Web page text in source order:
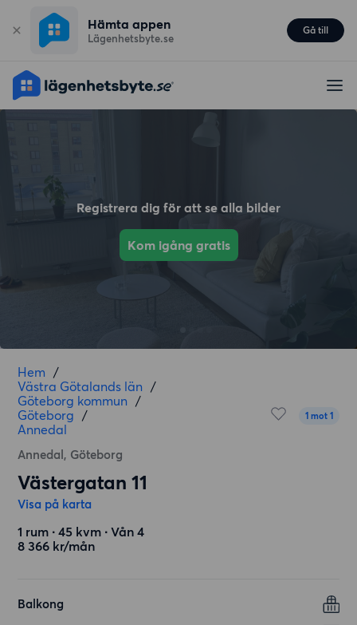
Hämta appen
Lägenhetsbyte.se
Gå till
Registrera dig för att se alla bilder
Kom igång gratis
Hem /
Västra Götalands län /
Göteborg kommun /
Göteborg /
Annedal
Annedal, Göteborg
1 mot 1
Västergatan 11
Visa på karta
1 rum ∙ 45 kvm ∙ Vån 4
8 366 kr/mån
Balkong